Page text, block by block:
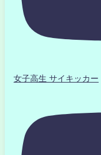
女子高生 サイキッカー